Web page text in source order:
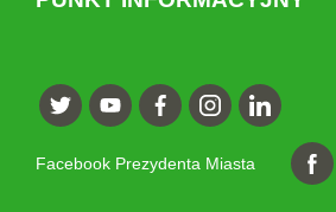
Facebook Prezydenta Miasta